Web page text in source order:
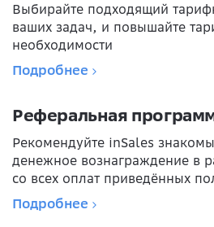
Выбирайте подходящий
ваших задач, и повышайте
необходимости
Подробнее
Реферальная
Рекомендуйте inSales
денежное вознаграждение в
со всех оплат приведённых
Подробнее